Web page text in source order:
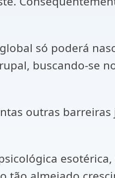
só poderá
buscando-se
outras barreiras
esotérica,